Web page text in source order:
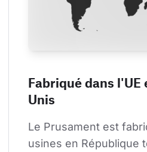
Fabriqué dans l'UE
Unis
Le Prusament est
usines en République